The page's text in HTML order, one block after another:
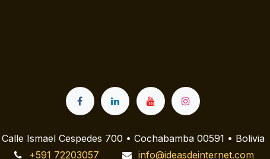
Calle Ismael Cespedes 700 • Cochabamba 00591 • Bolivia
+591 72203057
info@ideasdeinternet.com